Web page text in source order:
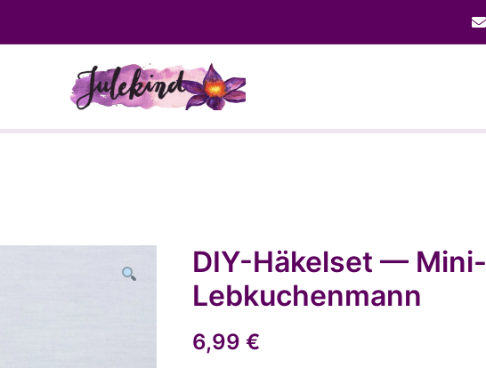
Wolle, Strickwaren und Self Made Designs
DIY-Häkelset — Mini-
Lebkuchenmann
6,99 €